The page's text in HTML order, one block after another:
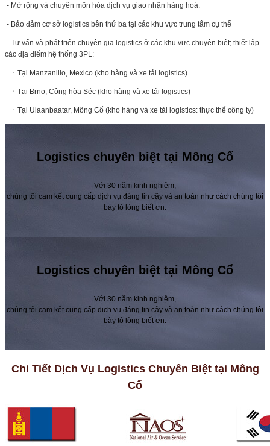
- Mở rộng và chuyên môn hóa dịch vụ giao nhận hàng hoá.
- Bảo đảm cơ sở logistics bên thứ ba tại các khu vực trung tâm cụ thể
- Tư vấn và phát triển chuyên gia logistics ở các khu vực chuyên biệt; thiết lập
các địa điểm hệ thống 3PL:
ㆍTại Manzanillo, Mexico (kho hàng và xe tải logistics)
ㆍTại Brno, Cộng hòa Séc (kho hàng và xe tải logistics)
ㆍTại Ulaanbaatar, Mông Cổ (kho hàng và xe tải logistics: thực thể công ty)
Logistics chuyên biệt tại Mông Cổ
Với 30 năm kinh nghiệm,
chúng tôi cam kết cung cấp dịch vụ đáng tin cậy và an toàn như cách chúng tôi
bày tỏ lòng biết ơn.
Logistics chuyên biệt tại Mông Cổ
Với 30 năm kinh nghiệm,
chúng tôi cam kết cung cấp dịch vụ đáng tin cậy và an toàn như cách chúng tôi
bày tỏ lòng biết ơn.
Chi Tiết Dịch Vụ Logistics Chuyên Biệt tại Mông
Cổ